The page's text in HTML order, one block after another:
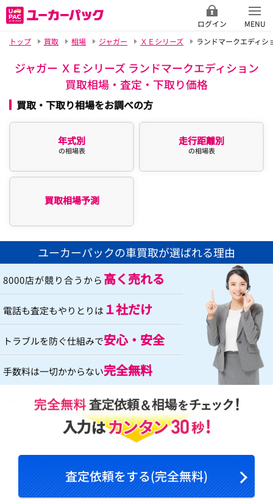
ログイン
MENU
トップ
買取 相場 ジャガー ＸＥシリーズ ランドマークエディシ
ジャガー ＸＥシリーズ ランドマークエディション
買取相場・査定・下取り価格
買取・下取り相場をお調べの方
年式別
の相場表
走行距離別
の相場表
買取相場予測
ユーカーパックの車買取が選ばれる理由
8000店が競り合うから 高く売れる
電話も査定もやりとりは １社だけ
トラブルを防ぐ仕組みで安心・安全
手数料は一切かからない完全無料
査定依頼をする(完全無料)